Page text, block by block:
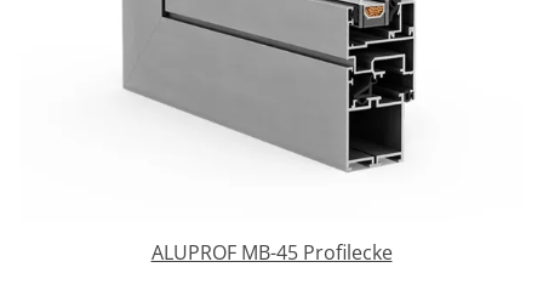
ALUPROF MB-45 Profilecke